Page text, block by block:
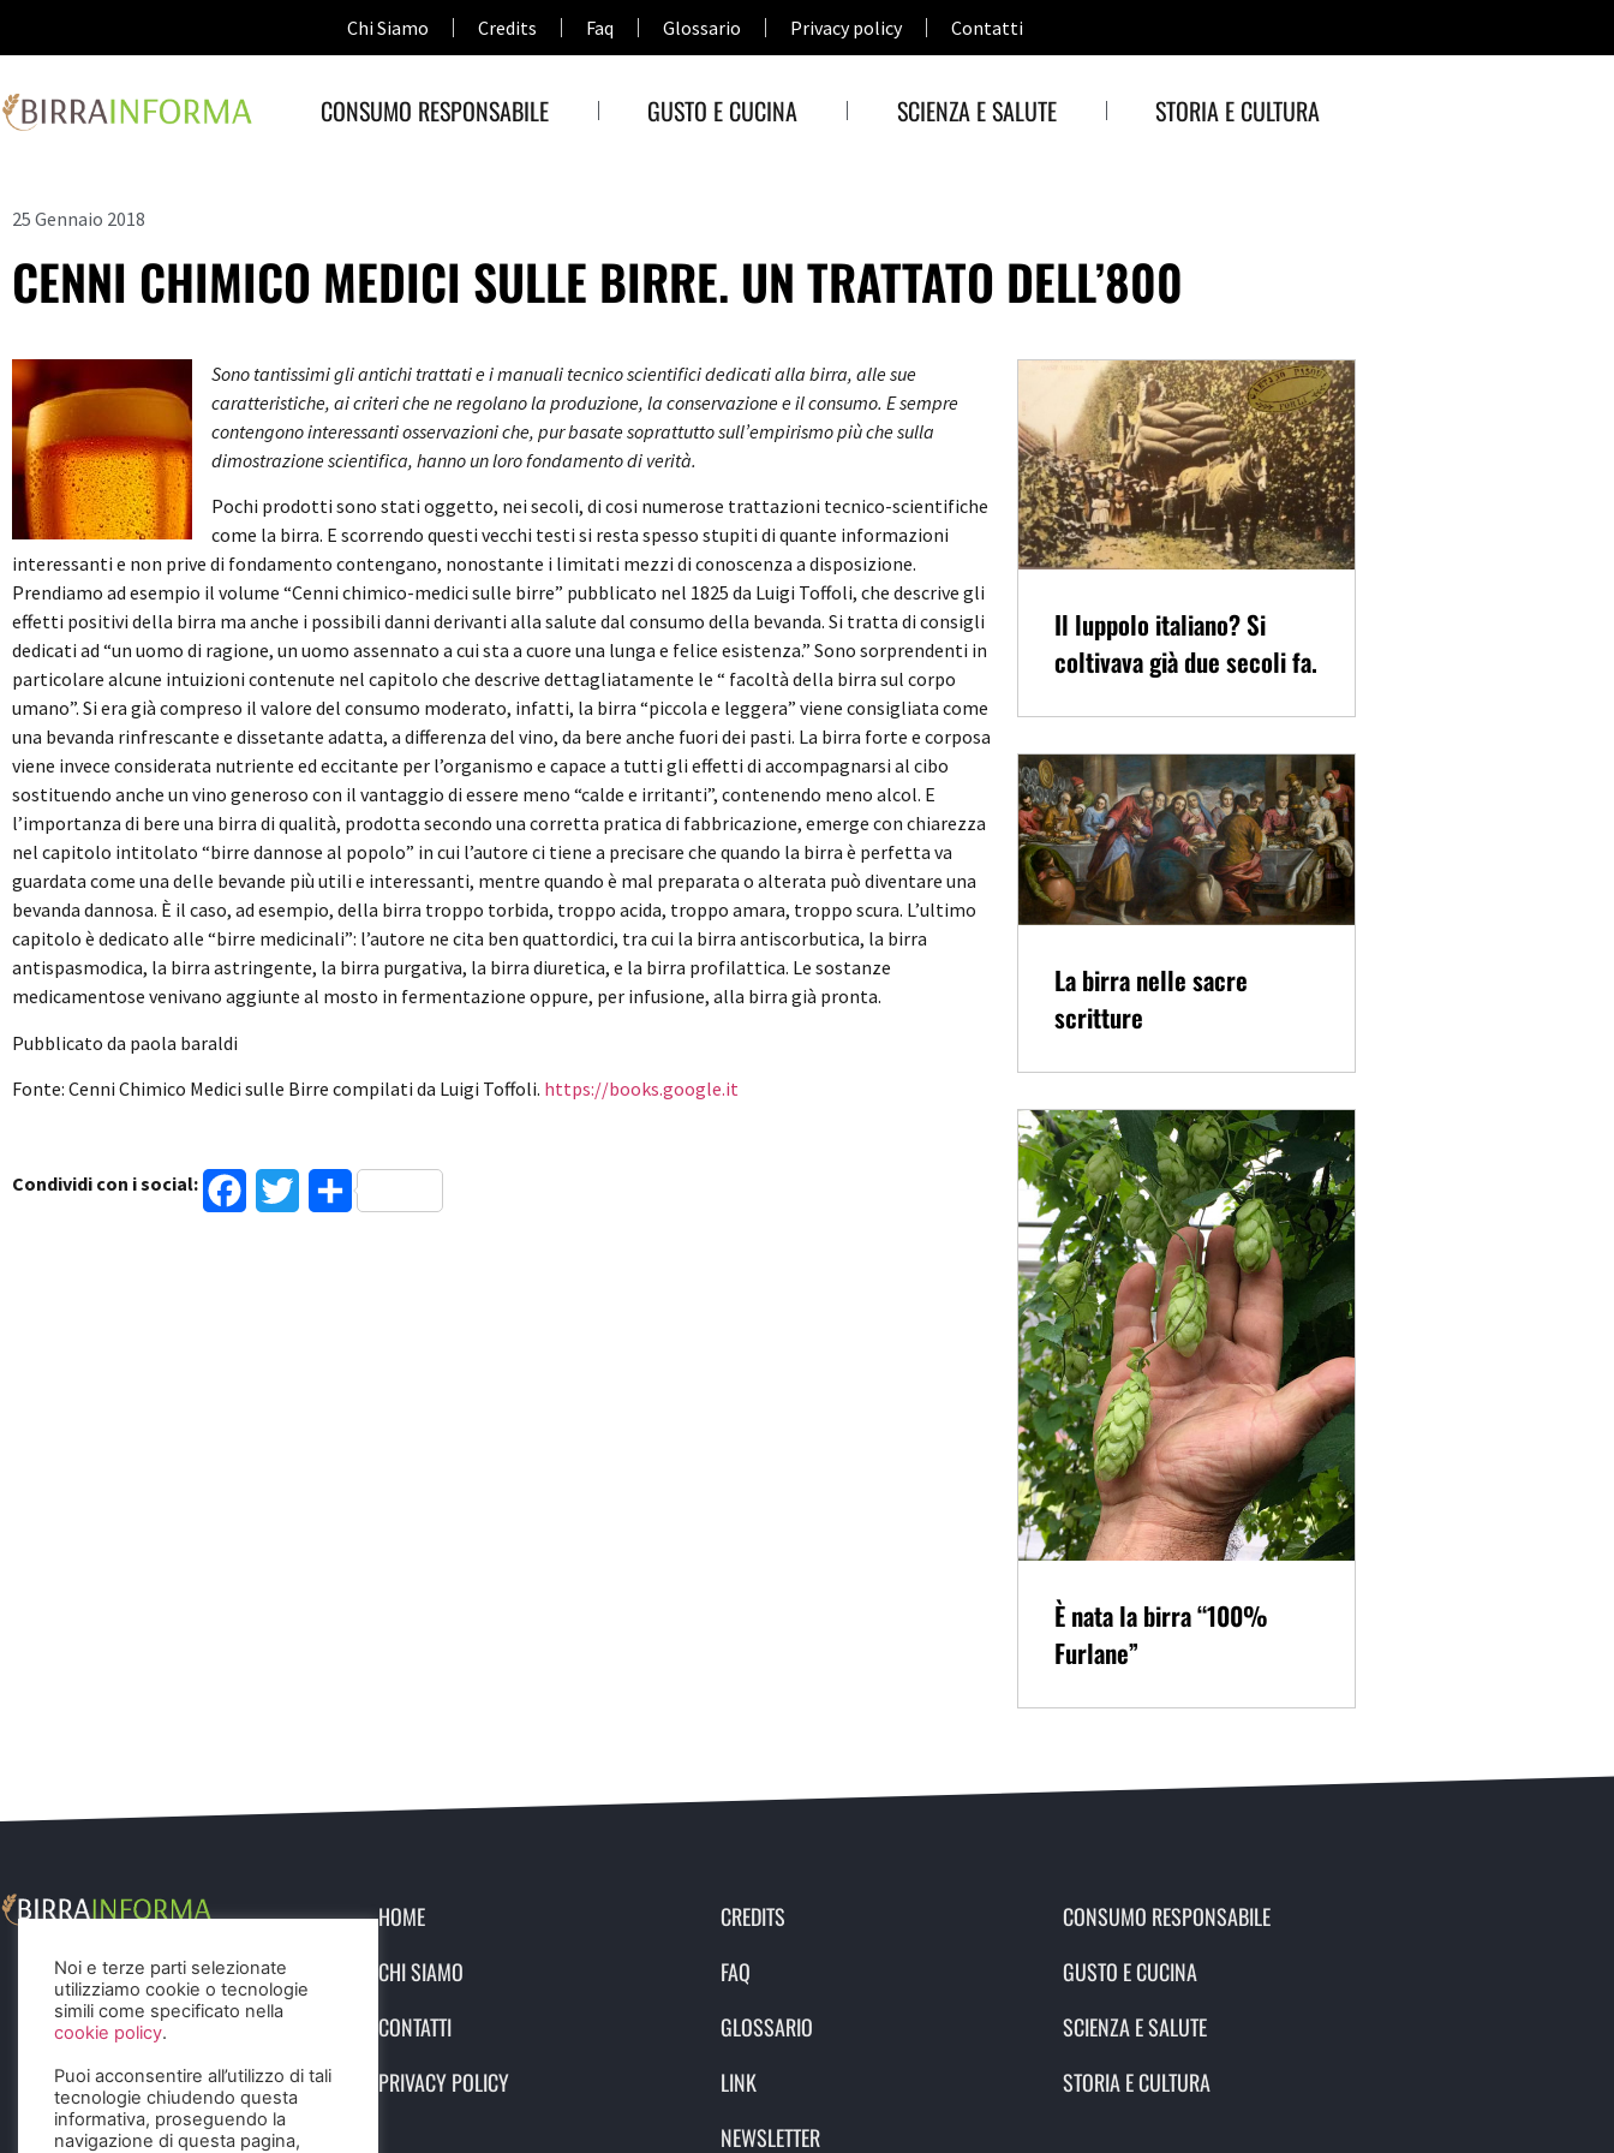
Chi Siamo Credits Faq Glossario Privacy policy Contatti
CONSUMO RESPONSABILE GUSTO E CUCINA SCIENZA E SALUTE STORIA E CULTURA
25 Gennaio 2018
CENNI CHIMICO MEDICI SULLE BIRRE. UN TRATTATO DELL’800
Sono tantissimi gli antichi trattati e i manuali tecnico scientifici dedicati alla birra, alle sue
caratteristiche, ai criteri che ne regolano la produzione, la conservazione e il consumo. E sempre
contengono interessanti osservazioni che, pur basate soprattutto sull’empirismo più che sulla
dimostrazione scientifica, hanno un loro fondamento di verità.
Pochi prodotti sono stati oggetto, nei secoli, di cosi numerose trattazioni tecnico-scientifiche
come la birra. E scorrendo questi vecchi testi si resta spesso stupiti di quante informazioni
interessanti e non prive di fondamento contengano, nonostante i limitati mezzi di conoscenza a disposizione.
Prendiamo ad esempio il volume “Cenni chimico-medici sulle birre” pubblicato nel 1825 da Luigi Toffoli, che descrive gli
effetti positivi della birra ma anche i possibili danni derivanti alla salute dal consumo della bevanda. Si tratta di consigli
dedicati ad “un uomo di ragione, un uomo assennato a cui sta a cuore una lunga e felice esistenza.” Sono sorprendenti in
particolare alcune intuizioni contenute nel capitolo che descrive dettagliatamente le “ facoltà della birra sul corpo
umano”. Si era già compreso il valore del consumo moderato, infatti, la birra “piccola e leggera” viene consigliata come
una bevanda rinfrescante e dissetante adatta, a differenza del vino, da bere anche fuori dei pasti. La birra forte e corposa
viene invece considerata nutriente ed eccitante per l’organismo e capace a tutti gli effetti di accompagnarsi al cibo
sostituendo anche un vino generoso con il vantaggio di essere meno “calde e irritanti”, contenendo meno alcol. E
l’importanza di bere una birra di qualità, prodotta secondo una corretta pratica di fabbricazione, emerge con chiarezza
nel capitolo intitolato “birre dannose al popolo” in cui l’autore ci tiene a precisare che quando la birra è perfetta va
guardata come una delle bevande più utili e interessanti, mentre quando è mal preparata o alterata può diventare una
bevanda dannosa. È il caso, ad esempio, della birra troppo torbida, troppo acida, troppo amara, troppo scura. L’ultimo
capitolo è dedicato alle “birre medicinali”: l’autore ne cita ben quattordici, tra cui la birra antiscorbutica, la birra
antispasmodica, la birra astringente, la birra purgativa, la birra diuretica, e la birra profilattica. Le sostanze
medicamentose venivano aggiunte al mosto in fermentazione oppure, per infusione, alla birra già pronta.
Pubblicato da paola baraldi
Fonte: Cenni Chimico Medici sulle Birre compilati da Luigi Toffoli. https://books.google.it
Condividi con i social: FacebookTwitterCondividi
Il luppolo italiano? Si
coltivava già due secoli fa.
La birra nelle sacre
scritture
È nata la birra “100%
Furlane”
HOME
CHI SIAMO
CONTATTI
PRIVACY POLICY
CREDITS
FAQ
GLOSSARIO
LINK
NEWSLETTER
CONSUMO RESPONSABILE
GUSTO E CUCINA
SCIENZA E SALUTE
STORIA E CULTURA
Noi e terze parti selezionate
utilizziamo cookie o tecnologie
simili come specificato nella
cookie policy.
Puoi acconsentire all’utilizzo di tali
tecnologie chiudendo questa
informativa, proseguendo la
navigazione di questa pagina,